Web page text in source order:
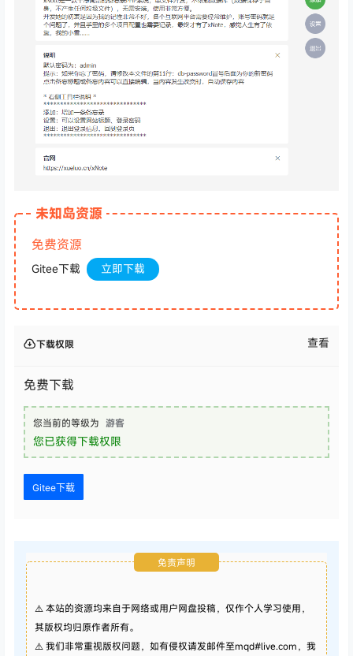
未知岛资源
免费资源
Gitee下载 立即下载
下载权限 查看
免费下载
您当前的等级为 游客
您已获得下载权限
Gitee下载
免责声明
⚠️ 本站的资源均来自于网络或用户网盘投稿，仅作个人学习使用，
其版权均归原作者所有。
⚠️ 我们非常重视版权问题，如有侵权请发邮件至mqd#live.com，我